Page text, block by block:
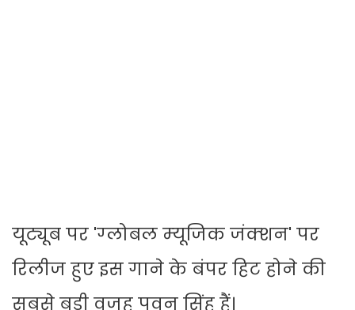
यूट्यूब पर 'ग्‍लोबल म्‍यूजिक जंक्‍शन' पर
रिलीज हुए इस गाने के बंपर हिट होने की
सबसे बड़ी वजह पवन सिंह हैं।